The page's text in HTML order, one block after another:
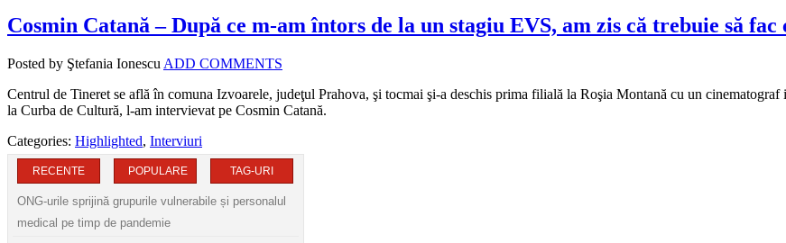
Cosmin Catană – După ce m-am întors de la un stagiu EVS, am zis că trebuie să
Posted by Ştefania Ionescu ADD COMMENTS
Centrul de Tineret se află în comuna Izvoarele, judeţul Prahova, şi tocmai şi-a deschis prima filială la Roşia Montană cu un
la Curba de Cultură, l-am intervievat pe Cosmin Catană.
Categories: Highlighted, Interviuri
RECENTE POPULARE TAG-URI
ONG-urile sprijină grupurile vulnerabile și personalul
medical pe timp de pandemie